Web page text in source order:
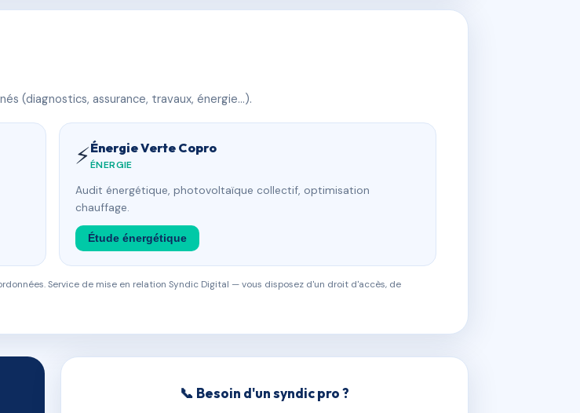
(diagnostics, assurance, travaux, énergie…).
⚡Énergie Verte Copro
ÉNERGIE
Audit énergétique, photovoltaïque collectif, optimisation
chauffage.
Étude énergétique
Service de mise en relation Syndic Digital — vous disposez d'un droit d'accès, de
📞 Besoin d'un syndic pro ?